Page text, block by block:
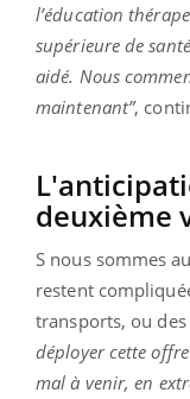
l’éducation
supérieure de
aidé. Nous
maintenant”,
deuxième
S nous sommes
restent
transports, ou
déployer cette
mal à venir, en